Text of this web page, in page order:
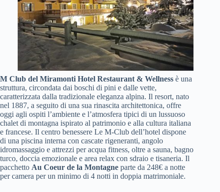
M Club del Miramonti Hotel Restaurant & Wellness è una
struttura, circondata dai boschi di pini e dalle vette,
caratterizzata dalla tradizionale eleganza alpina. Il resort, nato
nel 1887, a seguito di una sua rinascita architettonica, offre
oggi agli ospiti l’ambiente e l’atmosfera tipici di un lussuoso
chalet di montagna ispirato al patrimonio e alla cultura italiana
e francese. Il centro benessere Le M-Club dell’hotel dispone
di una piscina interna con cascate rigeneranti, angolo
idromassaggio e attrezzi per acqua fitness, oltre a sauna, bagno
turco, doccia emozionale e area relax con sdraio e tisaneria. Il
pacchetto Au Coeur de la Montagne parte da 248€ a notte
per camera per un minimo di 4 notti in doppia matrimoniale.